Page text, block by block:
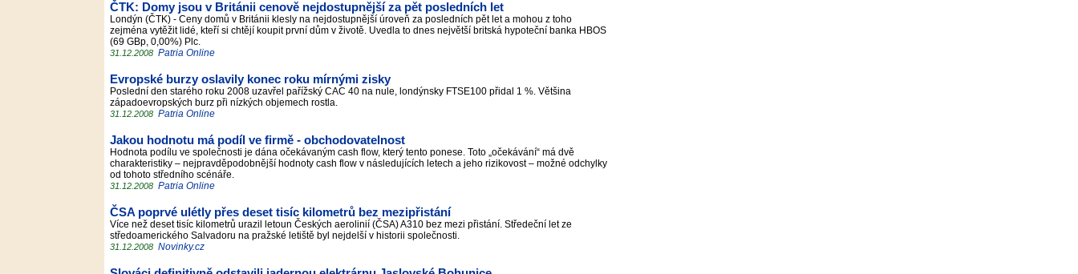
ČTK: Domy jsou v Británii cenově nejdostupnější za pět posledních let
Londýn (ČTK) - Ceny domů v Británii klesly na nejdostupnější úroveň za posledních pět let a mohou z toho
zejména vytěžit lidé, kteří si chtějí koupit první dům v životě. Uvedla to dnes největší britská hypoteční banka HBOS
(69 GBp, 0,00%) Plc.
31.12.2008 Patria Online
Evropské burzy oslavily konec roku mírnými zisky
Poslední den starého roku 2008 uzavřel pařížský CAC 40 na nule, londýnsky FTSE100 přidal 1 %. Většina
západoevropských burz při nízkých objemech rostla.
31.12.2008 Patria Online
Jakou hodnotu má podíl ve firmě - obchodovatelnost
Hodnota podílu ve společnosti je dána očekávaným cash flow, který tento ponese. Toto „očekávání“ má dvě
charakteristiky – nejpravděpodobnější hodnoty cash flow v následujících letech a jeho rizikovost – možné odchylky
od tohoto středního scénáře.
31.12.2008 Patria Online
ČSA poprvé ulétly přes deset tisíc kilometrů bez mezipřistání
Více než deset tisíc kilometrů urazil letoun Českých aerolinií (ČSA) A310 bez mezi přistání. Středeční let ze
středoamerického Salvadoru na pražské letiště byl nejdelší v historii společnosti.
31.12.2008 Novinky.cz